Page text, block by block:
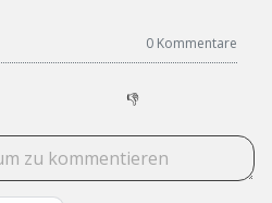
0 Kommentare
👎